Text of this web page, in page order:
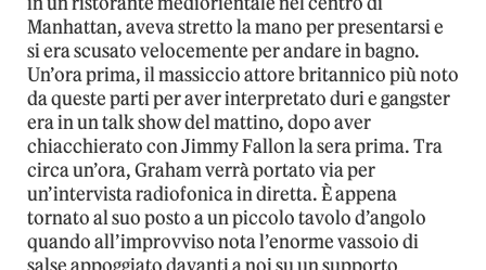
Manhattan, aveva stretto la mano per presentarsi e
si era scusato velocemente per andare in bagno.
Un’ora prima, il massiccio attore britannico più noto
da queste parti per aver interpretato duri e gangster
era in un talk show del mattino, dopo aver
chiacchierato con Jimmy Fallon la sera prima. Tra
circa un’ora, Graham verrà portato via per
un’intervista radiofonica in diretta. È appena
tornato al suo posto a un piccolo tavolo d’angolo
quando all’improvviso nota l’enorme vassoio di